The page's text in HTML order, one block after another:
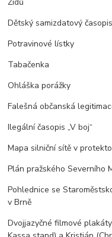
Dětský samizdatový
Potravinové lístky
Tabačenka
Ohláška porážky
Falešná občanská
Ilegální časopis „V boj“
Mapa silniční sítě v
Plán pražského Severního
Pohlednice se
v Brně
Dvojjazyčné filmové